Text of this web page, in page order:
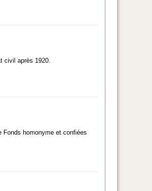
civil après 1920.
Fonds homonyme et confiées